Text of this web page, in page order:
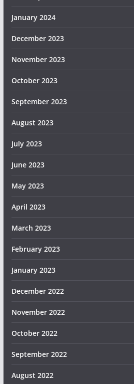
January 2024
December 2023
November 2023
October 2023
September 2023
August 2023
July 2023
June 2023
May 2023
April 2023
March 2023
February 2023
January 2023
December 2022
November 2022
October 2022
September 2022
August 2022